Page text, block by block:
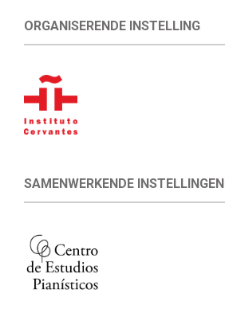
ORGANISERENDE INSTELLING
SAMENWERKENDE INSTELLINGEN